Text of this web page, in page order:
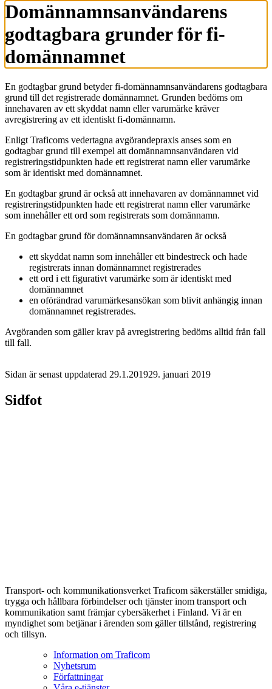
Domännamnsanvändarens
godtagbara grunder för fi-
domännamnet
En godtagbar grund betyder fi-domännamnsanvändarens godtagbara
grund till det registrerade domännamnet. Grunden bedöms om
innehavaren av ett skyddat namn eller varumärke kräver
avregistrering av ett identiskt fi-domännamn.
Enligt Traficoms vedertagna avgörandepraxis anses som en
godtagbar grund till exempel att domännamnsanvändaren vid
registreringstidpunkten hade ett registrerat namn eller varumärke
som är identiskt med domännamnet.
En godtagbar grund är också att innehavaren av domännamnet vid
registreringstidpunkten hade ett registrerat namn eller varumärke
som innehåller ett ord som registrerats som domännamn.
En godtagbar grund för domännamnsanvändaren är också
ett skyddat namn som innehåller ett bindestreck och hade
registrerats innan domännamnet registrerades
ett ord i ett figurativt varumärke som är identiskt med
domännamnet
en oförändrad varumärkesansökan som blivit anhängig innan
domännamnet registrerades.
Avgöranden som gäller krav på avregistrering bedöms alltid från fall
till fall.
Sidan är senast uppdaterad 29.1.201929. januari 2019
Sidfot
Transport- och kommunikationsverket Traficom säkerställer smidiga,
trygga och hållbara förbindelser och tjänster inom transport och
kommunikation samt främjar cybersäkerhet i Finland. Vi är en
myndighet som betjänar i ärenden som gäller tillstånd, registrering
och tillsyn.
Information om Traficom
Nyhetsrum
Författningar